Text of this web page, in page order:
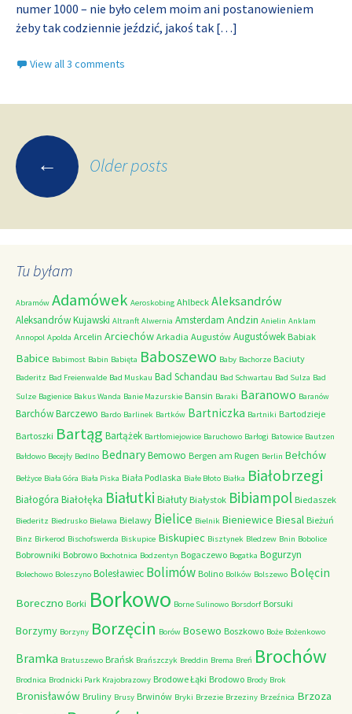
numer 1000 – nie było celem moim ani postanowieniem
żeby tak codziennie jeździć, jakoś tak […]
View all 3 comments
Posts
navigation
← Older posts
Tu byłam
Abramów Adamówek Aeroskobing Ahlbeck Aleksandrów
Aleksandrów Kujawski Altranft Alwernia Amsterdam Andzin Anielin Anklam
Annopol Apolda Arcelin Arciechów Arkadia Augustów Augustówek Babiak
Babice Babimost Babin Babięta Baboszewo Baby Bachorze Baciuty
Baderitz Bad Freienwalde Bad Muskau Bad Schandau Bad Schwartau Bad Sulza Bad
Sulze Bagienice Bakus Wanda Banie Mazurskie Bansin Baraki Baranowo Baranów
BarchówBarczewo Bardo Barlinek Bartków Bartniczka Bartniki Bartodzieje
Bartoszki Bartąg Bartążek Bartłomiejowice Baruchowo Barłogi Batowice Bautzen
Bałdowo Becejły Bedlno BednaryBemowo Bergen am Rugen Berlin Bełchów
Bełżyce Biała Góra Biała Piska Biała Podlaska Białe Błoto Białka Białobrzegi
Białogóra Białołęka Białutki Białuty Białystok Bibiampol Biedaszek
Biederitz Biedrusko Bielawa Bielawy Bielice Bielnik Bieniewice Biesal Bieżuń
Binz Birkerod Bischofswerda Biskupice Biskupiec Bisztynek Bledzew Bnin Bobolice
Bobrowniki Bobrowo Bochotnica Bodzentyn Bogaczewo Bogatka Bogurzyn
Bolechowo Boleszyno Bolesławiec Bolimów Bolino Bolków Bolszewo Bolęcin
Boreczno Borki Borkowo Borne Sulinowo Borsdorf Borsuki
Borzymy Borzyny Borzęcin Borów Bosewo Boszkowo Boże Bożenkowo
Bramka Bratuszewo Brańsk Brańszczyk Breddin Brema Breń Brochów
Brodnica Brodnicki Park Krajobrazowy Brodowe Łąki Brodowo Brody Brok
Bronisławów Bruliny Brusy Brwinów Bryki Brzezie Brzeziny Brzeźnica Brzoza